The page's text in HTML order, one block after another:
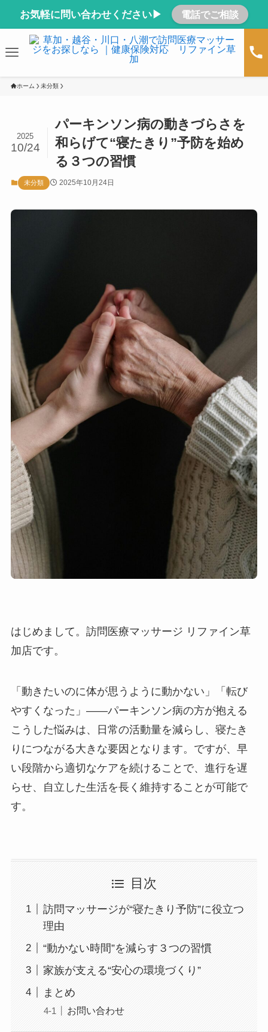
お気軽に問い合わせください▶ 電話でご相談
ホーム 未分類
パーキンソン病の動きづらさを
和らげて“寝たきり”予防を始め
る３つの習慣
2025
10/24
未分類 2025年10月24日
はじめまして。訪問医療マッサージ リファイン草
加店です。
「動きたいのに体が思うように動かない」「転び
やすくなった」――パーキンソン病の方が抱える
こうした悩みは、日常の活動量を減らし、寝たき
りにつながる大きな要因となります。ですが、早
い段階から適切なケアを続けることで、進行を遅
らせ、自立した生活を長く維持することが可能で
す。
目次
訪問マッサージが“寝たきり予防”に役立つ
理由
“動かない時間”を減らす３つの習慣
家族が支える“安心の環境づくり”
まとめ
お問い合わせ